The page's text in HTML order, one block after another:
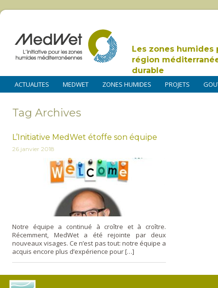
Les zones humides
région
durable
ACTUALITES MEDWET ZONES HUMIDES PROJETS
Tag Archives
L’Initiative MedWet étoffe son équipe
26 janvier 2018
Notre équipe a continué à croître et à croître.
Récemment, MedWet a été rejointe par deux
nouveaux visages. Ce n’est pas tout: notre équipe a
acquis encore plus d’expérience pour […]